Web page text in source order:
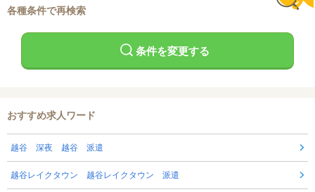
各種条件で再検索
条件を変更する
おすすめ求人ワード
越谷 深夜 越谷 派遣
越谷レイクタウン 越谷レイクタウン 派遣